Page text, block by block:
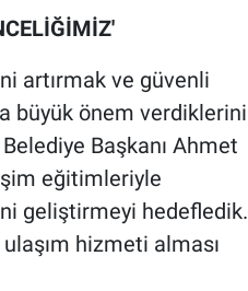
artırmak ve güvenli
büyük önem verdiklerini
Başkanı Ahmet
eğitimleriyle
geliştirmeyi hedefledik.
hizmeti alması